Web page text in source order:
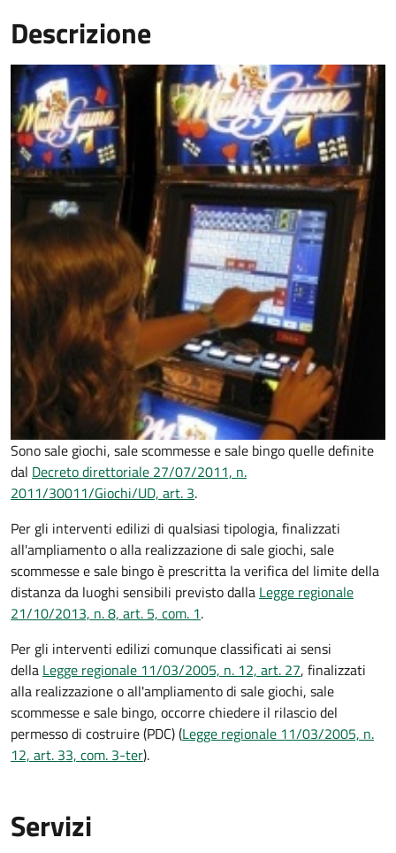
Descrizione
Sono sale giochi, sale scommesse e sale bingo quelle definite
dal Decreto direttoriale 27/07/2011, n.
2011/30011/Giochi/UD, art. 3.
Per gli interventi edilizi di qualsiasi tipologia, finalizzati
all'ampliamento o alla realizzazione di sale giochi, sale
scommesse e sale bingo è prescritta la verifica del limite della
distanza da luoghi sensibili previsto dalla Legge regionale
21/10/2013, n. 8, art. 5, com. 1.
Per gli interventi edilizi comunque classificati ai sensi
della Legge regionale 11/03/2005, n. 12, art. 27, finalizzati
alla realizzazione o all'ampliamento di sale giochi, sale
scommesse e sale bingo, occorre chiedere il rilascio del
permesso di costruire (PDC) (Legge regionale 11/03/2005, n.
12, art. 33, com. 3-ter).
Servizi